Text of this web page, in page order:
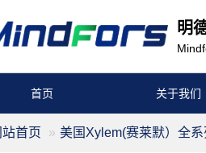
明
首页 关于我们
站首页 美国Xylem(赛莱默）全系